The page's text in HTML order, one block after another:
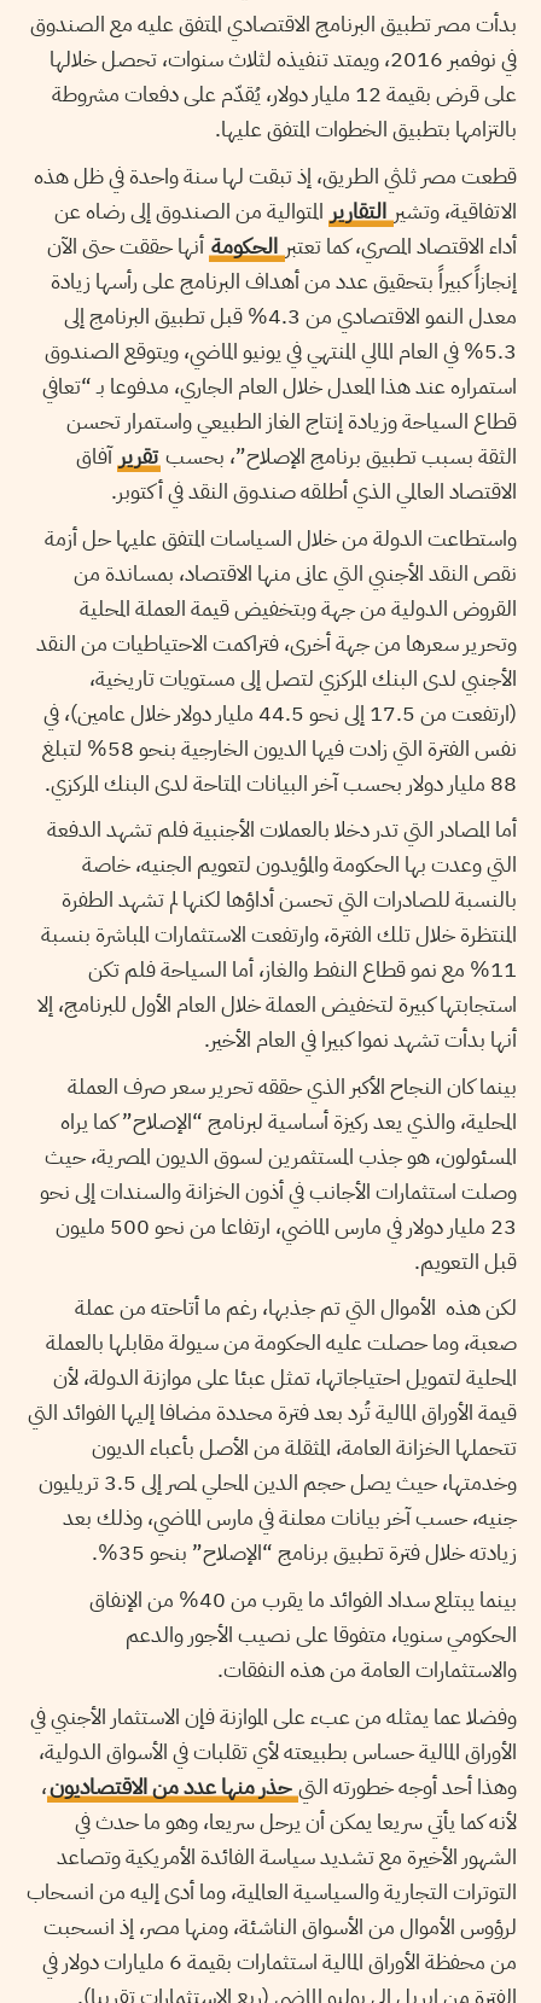
بدأت مصر تطبيق البرنامج الاقتصادي المتفق عليه مع الصندوق
في نوفمبر 2016، ويمتد تنفيذه لثلاث سنوات، تحصل خلالها
على قرض بقيمة 12 مليار دولار، يُقدّم على دفعات مشروطة
بالتزامها بتطبيق الخطوات المتفق عليها.
قطعت مصر ثلثي الطريق، إذ تبقت لها سنة واحدة في ظل هذه
الاتفاقية، وتشير التقارير المتوالية من الصندوق إلى رضاه عن
أداء الاقتصاد المصري، كما تعتبر الحكومة أنها حققت حتى الآن
إنجازاً كبيراً بتحقيق عدد من أهداف البرنامج على رأسها زيادة
معدل النمو الاقتصادي من 4.3% قبل تطبيق البرنامج إلى
5.3% في العام المالي المنتهي في يونيو الماضي، ويتوقع الصندوق
استمراره عند هذا المعدل خلال العام الجاري، مدفوعا بـ “تعافي
قطاع السياحة وزيادة إنتاج الغاز الطبيعي واستمرار تحسن
الثقة بسبب تطبيق برنامج الإصلاح”، بحسب تقرير آفاق
الاقتصاد العالمي الذي أطلقه صندوق النقد في أكتوبر.
واستطاعت الدولة من خلال السياسات المتفق عليها حل أزمة
نقص النقد الأجنبي التي عانى منها الاقتصاد، بمساندة من
القروض الدولية من جهة وبتخفيض قيمة العملة المحلية
وتحرير سعرها من جهة أخرى، فتراكمت الاحتياطيات من النقد
الأجنبي لدى البنك المركزي لتصل إلى مستويات تاريخية،
(ارتفعت من 17.5 إلى نحو 44.5 مليار دولار خلال عامين)، في
نفس الفترة التي زادت فيها الديون الخارجية بنحو 58% لتبلغ
88 مليار دولار بحسب آخر البيانات المتاحة لدى البنك المركزي.
أما المصادر التي تدر دخلا بالعملات الأجنبية فلم تشهد الدفعة
التي وعدت بها الحكومة والمؤيدون لتعويم الجنيه، خاصة
بالنسبة للصادرات التي تحسن أداؤها لكنها لم تشهد الطفرة
المنتظرة خلال تلك الفترة، وارتفعت الاستثمارات المباشرة بنسبة
11% مع نمو قطاع النفط والغاز، أما السياحة فلم تكن
استجابتها كبيرة لتخفيض العملة خلال العام الأول للبرنامج، إلا
أنها بدأت تشهد نموا كبيرا في العام الأخير.
بينما كان النجاح الأكبر الذي حققه تحرير سعر صرف العملة
المحلية، والذي يعد ركيزة أساسية لبرنامج “الإصلاح” كما يراه
المسئولون، هو جذب المستثمرين لسوق الديون المصرية، حيث
وصلت استثمارات الأجانب في أذون الخزانة والسندات إلى نحو
23 مليار دولار في مارس الماضي، ارتفاعا من نحو 500 مليون
قبل التعويم.
لكن هذه الأموال التي تم جذبها، رغم ما أتاحته من عملة
صعبة، وما حصلت عليه الحكومة من سيولة مقابلها بالعملة
المحلية لتمويل احتياجاتها، تمثل عبئا على موازنة الدولة، لأن
قيمة الأوراق المالية تُرد بعد فترة محددة مضافا إليها الفوائد التي
تتحملها الخزانة العامة، المثقلة من الأصل بأعباء الديون
وخدمتها، حيث يصل حجم الدين المحلي لمصر إلى 3.5 تريليون
جنيه، حسب آخر بيانات معلنة في مارس الماضي، وذلك بعد
زيادته خلال فترة تطبيق برنامج “الإصلاح” بنحو 35%.
بينما يبتلع سداد الفوائد ما يقرب من 40% من الإنفاق
الحكومي سنويا، متفوقا على نصيب الأجور والدعم
والاستثمارات العامة من هذه النفقات.
وفضلا عما يمثله من عبء على الموازنة فإن الاستثمار الأجنبي في
الأوراق المالية حساس بطبيعته لأي تقلبات في الأسواق الدولية،
وهذا أحد أوجه خطورته التيحذر منها عدد من الاقتصاديون،
لأنه كما يأتي سريعا يمكن أن يرحل سريعا، وهو ما حدث في
الشهور الأخيرة مع تشديد سياسة الفائدة الأمريكية وتصاعد
التوترات التجارية والسياسية العالمية، وما أدى إليه من انسحاب
لرؤوس الأموال من الأسواق الناشئة، ومنها مصر، إذ انسحبت
من محفظة الأوراق المالية استثمارات بقيمة 6 مليارات دولار في
الفترة من إبريل إلى يوليو الماضي (ربع الاستثمارات تقريبا).